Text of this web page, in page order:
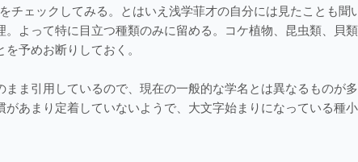
チェックしてみる。とはいえ浅学菲才の自分には見たことも聞
よって特に目立つ種類のみに留める。コケ植物、昆虫類、貝
予めお断りしておく。
ま引用しているので、現在の一般的な学名とは異なるものが
あまり定着していないようで、大文字始まりになっている種